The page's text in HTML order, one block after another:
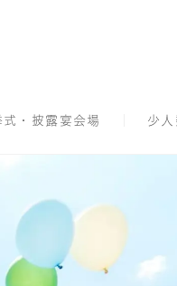
式・披露宴会場 少